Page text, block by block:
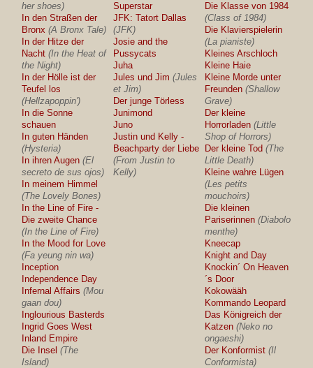
her shoes)
In den Straßen der
Bronx (A Bronx Tale)
In der Hitze der
Nacht (In the Heat of
the Night)
In der Hölle ist der
Teufel los
(Hellzapoppin')
In die Sonne
schauen
In guten Händen
(Hysteria)
In ihren Augen (El
secreto de sus ojos)
In meinem Himmel
(The Lovely Bones)
In the Line of Fire -
Die zweite Chance
(In the Line of Fire)
In the Mood for Love
(Fa yeung nin wa)
Inception
Independence Day
Infernal Affairs (Mou
gaan dou)
Inglourious Basterds
Ingrid Goes West
Inland Empire
Die Insel (The
Island)
Superstar
JFK: Tatort Dallas
(JFK)
Josie and the
Pussycats
Juha
Jules und Jim (Jules
et Jim)
Der junge Törless
Junimond
Juno
Justin und Kelly -
Beachparty der Liebe
(From Justin to
Kelly)
Die Klasse von 1984
(Class of 1984)
Die Klavierspielerin
(La pianiste)
Kleines Arschloch
Kleine Haie
Kleine Morde unter
Freunden (Shallow
Grave)
Der kleine
Horrorladen (Little
Shop of Horrors)
Der kleine Tod (The
Little Death)
Kleine wahre Lügen
(Les petits
mouchoirs)
Die kleinen
Pariserinnen (Diabolo
menthe)
Kneecap
Knight and Day
Knockin´ On Heaven
´s Door
Kokowääh
Kommando Leopard
Das Königreich der
Katzen (Neko no
ongaeshi)
Der Konformist (Il
Conformista)